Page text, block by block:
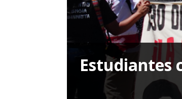
Estudiantes